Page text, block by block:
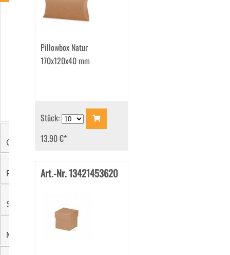
Baumwolltragetasche
Geschenkboxen
Papiertragetaschen
Präsentkarton
Größe
Farbe
Sichtfenster
Material
Pillowbox Natur
170x120x40 mm
Stück:
13.90 €*
Art.-Nr. 13421453620